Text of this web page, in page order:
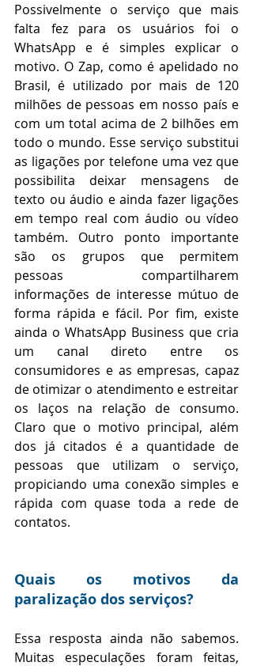
Possivelmente o serviço que mais
falta fez para os usuários foi o
WhatsApp e é simples explicar o
motivo. O Zap, como é apelidado no
Brasil, é utilizado por mais de 120
milhões de pessoas em nosso país e
com um total acima de 2 bilhões em
todo o mundo. Esse serviço substitui
as ligações por telefone uma vez que
possibilita deixar mensagens de
texto ou áudio e ainda fazer ligações
em tempo real com áudio ou vídeo
também. Outro ponto importante
são os grupos que permitem
pessoas compartilharem
informações de interesse mútuo de
forma rápida e fácil. Por fim, existe
ainda o WhatsApp Business que cria
um canal direto entre os
consumidores e as empresas, capaz
de otimizar o atendimento e estreitar
os laços na relação de consumo.
Claro que o motivo principal, além
dos já citados é a quantidade de
pessoas que utilizam o serviço,
propiciando uma conexão simples e
rápida com quase toda a rede de
contatos.
Quais os motivos da
paralização dos serviços?
Essa resposta ainda não sabemos.
Muitas especulações foram feitas,